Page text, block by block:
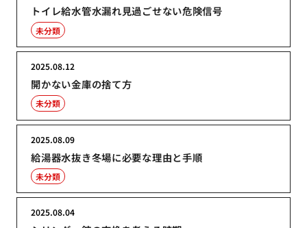
トイレ給水管水漏れ見過ごせない危険信号
未分類
開かない金庫の捨て方
2025.08.12
未分類
給湯器水抜き冬場に必要な理由と手順
2025.08.09
未分類
2025.08.04